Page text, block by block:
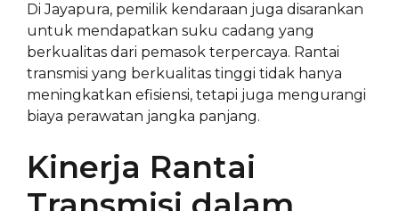
Di Jayapura, pemilik kendaraan juga disarankan
untuk mendapatkan suku cadang yang
berkualitas dari pemasok terpercaya. Rantai
transmisi yang berkualitas tinggi tidak hanya
meningkatkan efisiensi, tetapi juga mengurangi
biaya perawatan jangka panjang.
Kinerja Rantai